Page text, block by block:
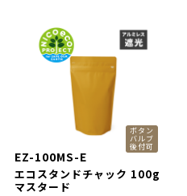
ボタン
バルブ
後付可
EZ-100MS-E
エコスタンドチャック 100g
マスタード